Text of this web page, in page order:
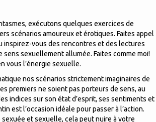
exécutons quelques exercices de
scénarios amoureux et érotiques. Faites appel
inspirez-vous des rencontres et des lectures
sexuellement allumée. Faites comme moi!
vous l’énergie sexuelle.
nos scénarios strictement imaginaires de
premiers ne soient pas porteurs de sens, au
indices sur son état d’esprit, ses sentiments et
est l’occasion idéale pour passer à l’action.
et sexuelle, cela peut nuire à votre